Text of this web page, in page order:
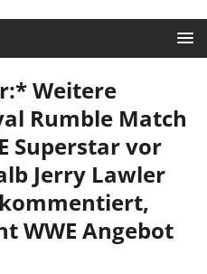
Weitere
Rumble Match
Superstar vor
Jerry Lawler
WWE Angebot